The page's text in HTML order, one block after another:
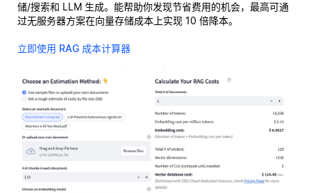
储/搜索和 LLM 生成。能帮助你发现节省费用的机会，最高可通
过无服务器方案在向量存储成本上实现 10 倍降本。
立即使用 RAG 成本计算器